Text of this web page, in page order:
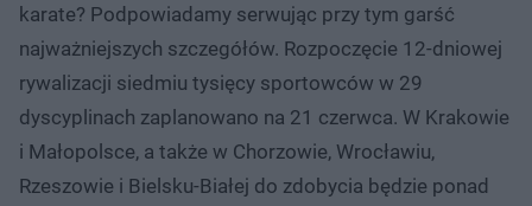
karate? Podpowiadamy serwując przy tym garść
najważniejszych szczegółów. Rozpoczęcie 12-dniowej
rywalizacji siedmiu tysięcy sportowców w 29
dyscyplinach zaplanowano na 21 czerwca. W Krakowie
i Małopolsce, a także w Chorzowie, Wrocławiu,
Rzeszowie i Bielsku-Białej do zdobycia będzie ponad